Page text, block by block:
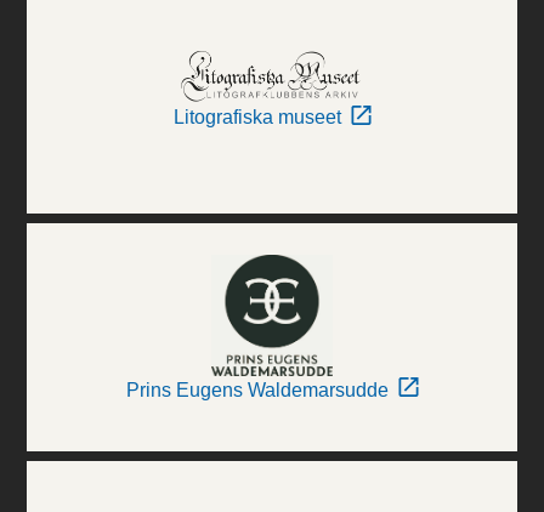
Litografiska museet
Prins Eugens Waldemarsudde